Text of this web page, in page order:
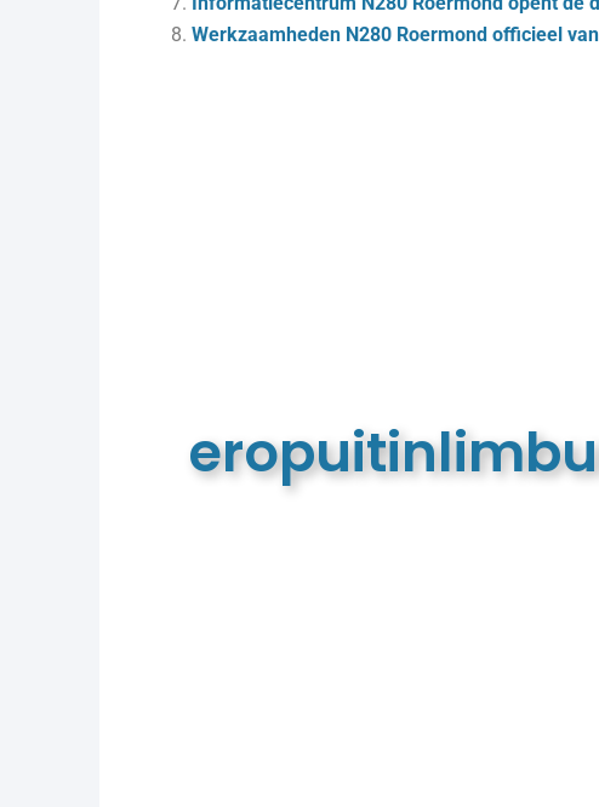
Werk­zaam­he­den N280 Roer­mond of­fi­ci­eel